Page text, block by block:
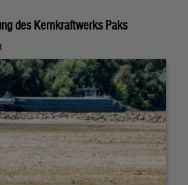
des Kernkraftwerks Paks